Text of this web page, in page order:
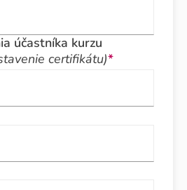
účastníka kurzu
certifikátu)*